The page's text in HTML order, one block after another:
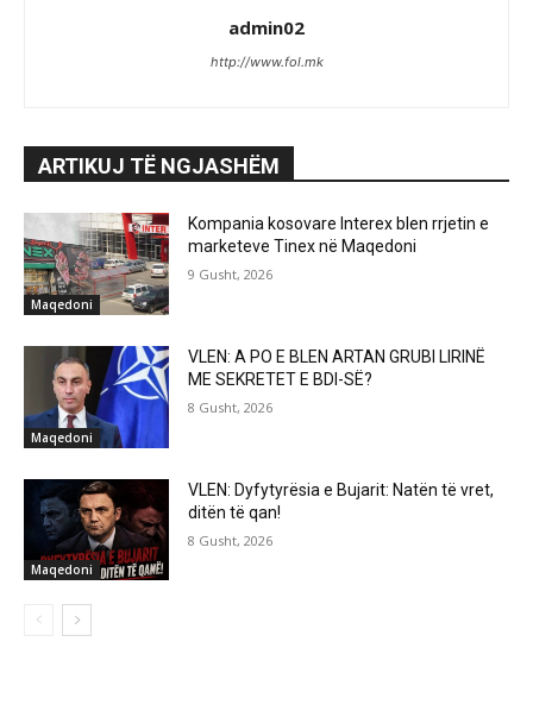
admin02
http://www.fol.mk
ARTIKUJ TË NGJASHËM
Maqedoni
Kompania kosovare Interex blen rrjetin e
marketeve Tinex në Maqedoni
9 Gusht, 2026
Maqedoni
VLEN: A PO E BLEN ARTAN GRUBI LIRINË
ME SEKRETET E BDI-SË?
8 Gusht, 2026
Maqedoni
VLEN: Dyfytyrësia e Bujarit: Natën të vret,
ditën të qan!
8 Gusht, 2026